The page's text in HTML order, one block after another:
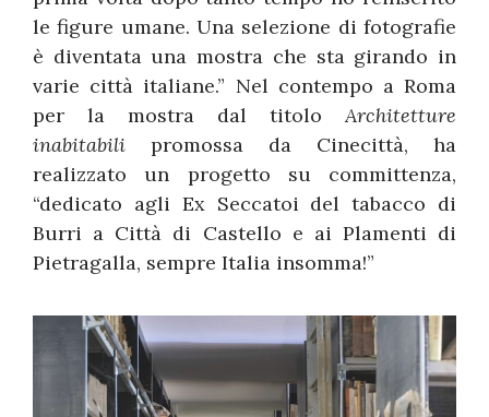
le figure umane. Una selezione di fotografie
è diventata una mostra che sta girando in
varie città italiane.” Nel contempo a Roma
per la mostra dal titoloArchitetture
inabitabili promossa da Cinecittà, ha
realizzato un progetto su committenza,
“dedicato agli Ex Seccatoi del tabacco di
Burri a Città di Castello e ai Plamenti di
Pietragalla, sempre Italia insomma!”